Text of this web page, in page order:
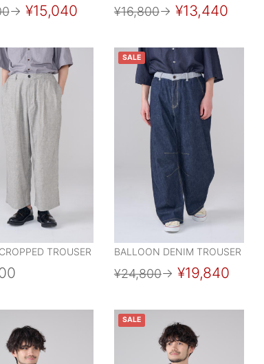
→ ¥15,040 ¥16,800→ ¥13,440
TROUSER
SALE
BALLOON DENIM TROUSER
¥24,800→ ¥19,840
SALE